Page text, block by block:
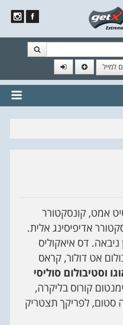
למייל
תפוצה!
נשמח
אמט, קונסקטורר
אדיפיסינג אלית.
ניבאה. דס איאקוליס
אט דולור, קראס
וסטיבולום סוליסי
קורוס בליקרה,
סטום, לפריקך תצטריק